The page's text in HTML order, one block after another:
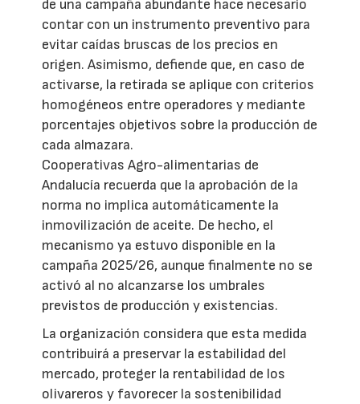
de una campaña abundante hace necesario
contar con un instrumento preventivo para
evitar caídas bruscas de los precios en
origen. Asimismo, defiende que, en caso de
activarse, la retirada se aplique con criterios
homogéneos entre operadores y mediante
porcentajes objetivos sobre la producción de
cada almazara.
Cooperativas Agro-alimentarias de
Andalucía recuerda que la aprobación de la
norma no implica automáticamente la
inmovilización de aceite. De hecho, el
mecanismo ya estuvo disponible en la
campaña 2025/26, aunque finalmente no se
activó al no alcanzarse los umbrales
previstos de producción y existencias.
La organización considera que esta medida
contribuirá a preservar la estabilidad del
mercado, proteger la rentabilidad de los
olivareros y favorecer la sostenibilidad